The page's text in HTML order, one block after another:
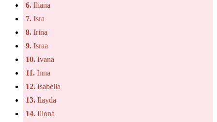
6. Iliana
7. Isra
8. Irina
9. Israa
10. Ivana
11. Inna
12. Isabella
13. Ilayda
14. Illona